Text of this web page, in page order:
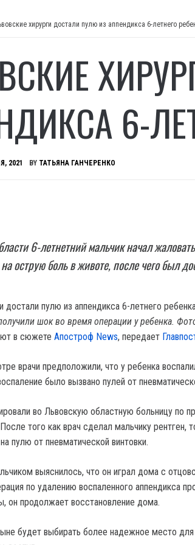
хирурги достали пулю из аппендикса 6-летнего
6-
2021 BY ТАТЬЯНА ГАНЧЕРЕНКО
6-летнетний мальчик начал
острую боль в животе, после чего был
шок во время операции у ребенка.
в сюжете Апостроф News, передает
врачи предположили, что у ребенка
было вызвано пулей от
во Львовскую областную больницу по
того как врач сделал мальчику рентген,
пулю от пневматической винтовки.
выяснилось, что он играл дома с
по удалению воспаленного аппендикса
он продолжает восстановление дома.
будет выбирать более надежное место